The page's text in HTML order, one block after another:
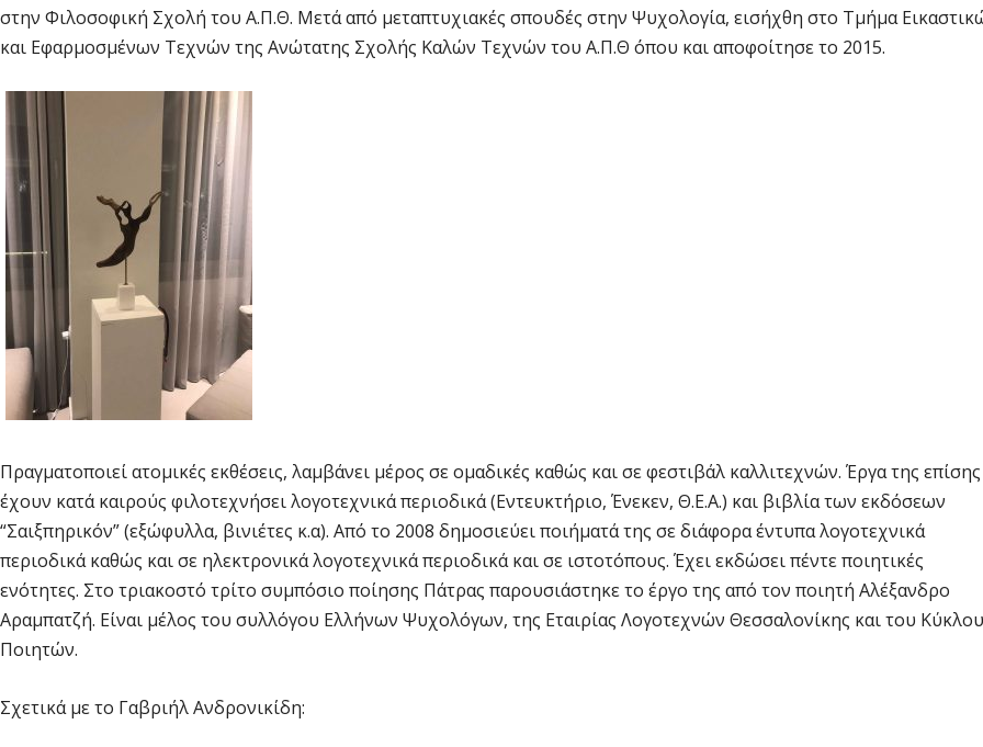
στην Φιλοσοφική Σχολή του Α.Π.Θ. Μετά από μεταπτυχιακές σπουδές στην Ψυχολογία, εισήχθη στο Τμήμα
και Εφαρμοσμένων Τεχνών της Ανώτατης Σχολής Καλών Τεχνών του Α.Π.Θ όπου και αποφοίτησε το 2015.
Πραγματοποιεί ατομικές εκθέσεις, λαμβάνει μέρος σε ομαδικές καθώς και σε φεστιβάλ καλλιτεχνών. Έργα της επίσης
έχουν κατά καιρούς φιλοτεχνήσει λογοτεχνικά περιοδικά (Εντευκτήριο, Ένεκεν, Θ.Ε.Α.) και βιβλία των εκδόσεων
“Σαιξπηρικόν” (εξώφυλλα, βινιέτες κ.α). Από το 2008 δημοσιεύει ποιήματά της σε διάφορα έντυπα λογοτεχνικά
περιοδικά καθώς και σε ηλεκτρονικά λογοτεχνικά περιοδικά και σε ιστοτόπους. Έχει εκδώσει πέντε ποιητικές
ενότητες. Στο τριακοστό τρίτο συμπόσιο ποίησης Πάτρας παρουσιάστηκε το έργο της από τον ποιητή Αλέξανδρο
Αραμπατζή. Είναι μέλος του συλλόγου Ελλήνων Ψυχολόγων, της Εταιρίας Λογοτεχνών Θεσσαλονίκης και του Κύκλου
Ποιητών.
Σχετικά με το Γαβριήλ Ανδρονικίδη: